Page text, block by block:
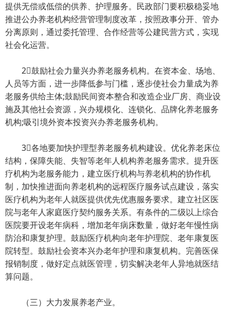
提供无偿或低偿的供养、护理服务。民政部门要积极稳妥地
推进公办养老机构经营管理制度改革，按照政事分开、管办
分离原则，通过委托管理、合作经营等公建民营方式，实现
社会化运营。
2鼓励社会力量兴办养老服务机构。在资本金、场地、
人员等方面，进一步降低参与门槛，逐步使社会力量成为养
老服务供给主体;鼓励民间资本整合和改造企业厂房、商业设
施及其他社会资源，兴办规模化、连锁化、品牌化养老服务
机构;吸引境外资本投资兴办养老服务机构。
3各地要加快护理型养老服务机构建设。优化养老床位
结构，保障失能、失智等老年人机构养老服务需求。提升医
疗机构为老服务能力，建立医疗机构与养老机构的协作机
制，加快推进面向养老机构的远程医疗服务试点建设，落实
医疗机构为老年人就医提供优先优惠服务要求。建立社区医
院与老年人家庭医疗契约服务关系。有条件的二级以上综合
医院要开设老年病科，增加老年病床数量，做好老年慢性病
防治和康复护理。鼓励医疗机构向老年护理院、老年康复医
院转型。鼓励社会资本兴办老年护理和康复机构。完善医保
报销制度，做好定点就医管理，切实解决老年人异地就医结
算问题。
（三）大力发展养老产业。